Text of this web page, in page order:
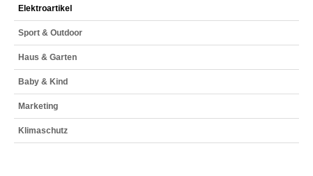
Elektroartikel
Sport & Outdoor
Haus & Garten
Baby & Kind
Marketing
Klimaschutz